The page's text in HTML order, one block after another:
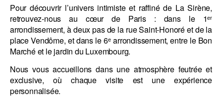
Pour découvrir l’univers intimiste et raffiné de La Sirène,
retrouvez-nous au cœur de Paris : dans le 1ᵉʳ
arrondissement, à deux pas de la rue Saint-Honoré et de la
place Vendôme, et dans le 6ᵉ arrondissement, entre le Bon
Marché et le jardin du Luxembourg.
Nous vous accueillons dans une atmosphère feutrée et
exclusive, où chaque visite est une expérience
personnalisée.